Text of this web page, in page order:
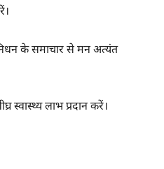
के समाचार से मन अत्यंत
स्वास्थ्य लाभ प्रदान करें।